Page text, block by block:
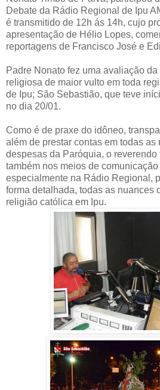
Debate da Rádio Regional de Ipu
é transmitido de 12h ás 14h, cujo
apresentação de Hélio Lopes,
reportagens de Francisco José e
Padre Nonato fez uma avaliação
religiosa de maior vulto em toda
de Ipu; São Sebastião, que teve
no dia 20/01.
Como é de praxe do idôneo,
além de prestar contas em todas
despesas da Paróquia, o
também nos meios de
especialmente na Rádio Regional,
forma detalhada, todas as nuances
religião católica em Ipu.